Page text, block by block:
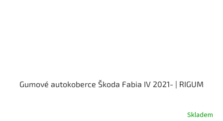
Gumové autokoberce Škoda Fabia IV 2021- | RIGUM
Skladem